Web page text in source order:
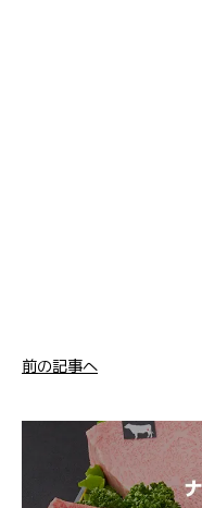
前の記事へ